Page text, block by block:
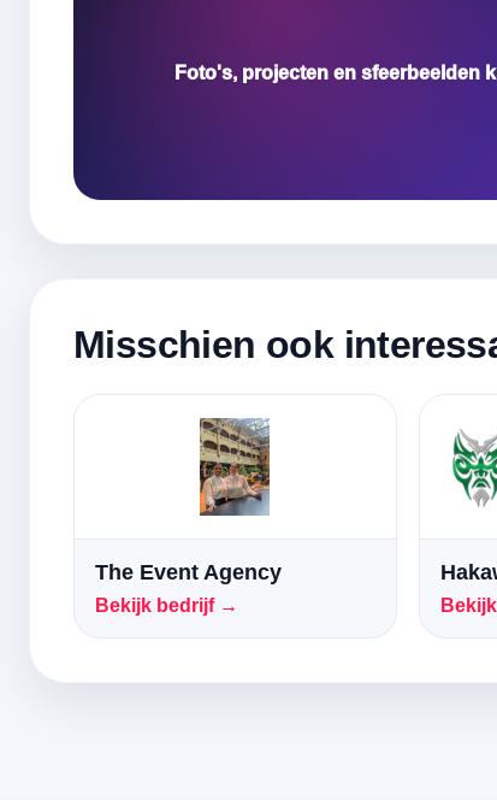
Foto's, projecten en sfeerbeelden
Misschien ook
The Event Agency
Bekijk bedrijf →